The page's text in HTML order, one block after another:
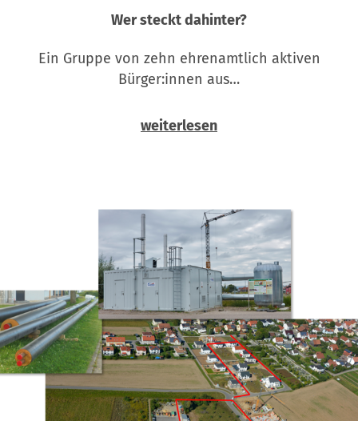
Wer steckt dahinter?
Ein Gruppe von zehn ehrenamtlich aktiven
Bürger:innen aus…
weiterlesen